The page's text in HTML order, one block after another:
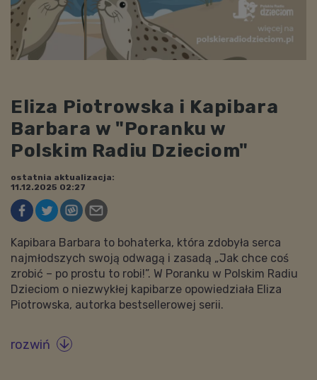
Eliza Piotrowska i Kapibara
Barbara w "Poranku w
Polskim Radiu Dzieciom"
ostatnia aktualizacja:
11.12.2025 02:27
Kapibara Barbara to bohaterka, która zdobyła serca
najmłodszych swoją odwagą i zasadą „Jak chce coś
zrobić – po prostu to robi!”. W Poranku w Polskim Radiu
Dzieciom o niezwykłej kapibarze opowiedziała Eliza
Piotrowska, autorka bestsellerowej serii.
rozwiń 